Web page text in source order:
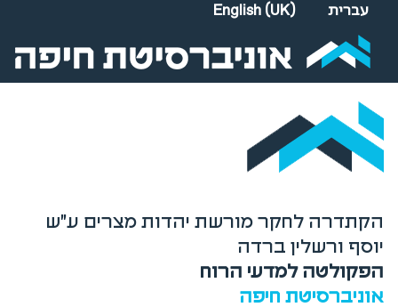
Select your language
עברית English (UK)
הקתדרה לחקר מורשת יהדות מצרים ע"ש
יוסף ורשלין ברדה
הפקולטה למדעי הרוח
אוניברסיטת חיפה